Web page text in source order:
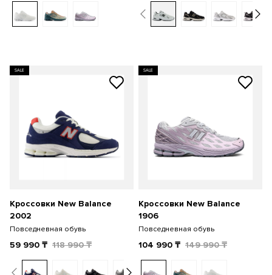
SALE
Кроссовки New Balance
2002
Повседневная обувь
59 990 ₸ 118 990₸
SALE
Кроссовки New Balance
1906
Повседневная обувь
104 990 ₸ 149 990₸